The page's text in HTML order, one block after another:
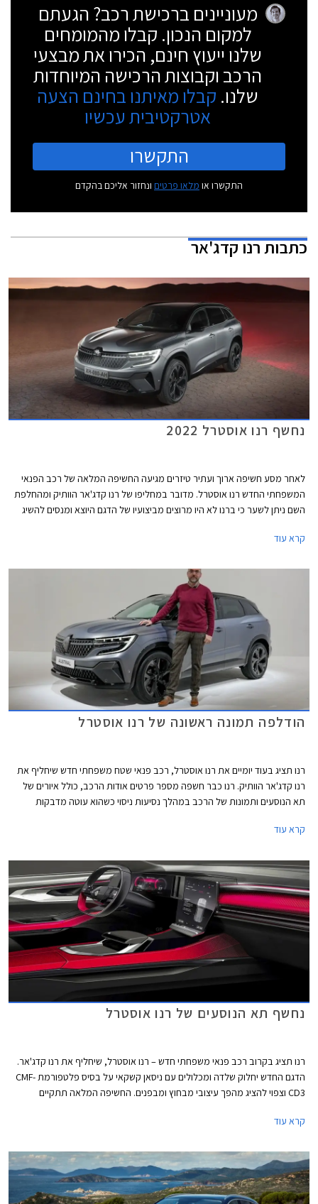
מעוניינים ברכישת רכב? הגעתם
למקום הנכון. קבלו מהמומחים
שלנו ייעוץ חינם, הכירו את מבצעי
הרכב וקבוצות הרכישה המיוחדות
שלנו. קבלו מאיתנו בחינם הצעה
אטרקטיבית עכשיו
התקשרו
התקשרו או מלאו פרטים ונחזור אליכם בהקדם
כתבותרנו קדג'אר
נחשף רנו אוסטרל 2022
לאחר מסע חשיפה ארוך ועתיר טיזרים מגיעה החשיפה המלאה של רכב הפנאי
המשפחתי החדש רנו אוסטרל. מדובר במחליפו של רנו קדג'אר הוותיק ומהחלפת
השם ניתן לשער כי ברנו לא היו מרוצים מביצועיו של הדגם היוצא ומנסים להשיג
הרכב לבן לוויה נוח במיוחד בסביבה עירונית עם קוטר סיבוב של 5,050 מ"מ
קרא עוד
הודלפה תמונה ראשונה של רנו אוסטרל
רנו תציג בעוד יומיים את רנו אוסטרל, רכב פנאי שטח משפחתי חדש שיחליף את
רנו קדג'אר הוותיק. רנו כבר חשפה מספר פרטים אודות הרכב, כולל איורים של
תא הנוסעים ותמונות של הרכב במהלך נסיעות ניסוי כשהוא עוטה מדבקות
הרכב בגרסת הייצור.
קרא עוד
נחשף תא הנוסעים של רנו אוסטרל
רנו תציג בקרוב רכב פנאי משפחתי חדש – רנו אוסטרל, שיחליף את רנו קדג'אר.
הדגם החדש יחלוק שלדה ומכלולים עם ניסאן קשקאי על בסיס פלטפורמת CMF-
CD3 וצפוי להציג מהפך עיצובי מבחוץ ומבפנים. החשיפה המלאה תתקיים
קרא עוד